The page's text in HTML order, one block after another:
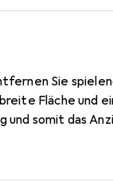
Sie
Fläche und
somit das